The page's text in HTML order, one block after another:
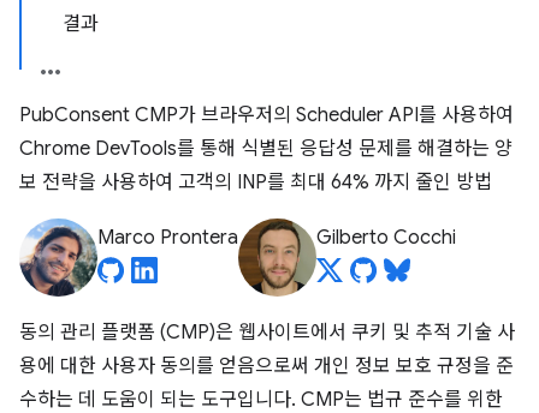
결과
PubConsent CMP가 브라우저의 Scheduler API를 사용하여
Chrome DevTools를 통해 식별된 응답성 문제를 해결하는 양
보 전략을 사용하여 고객의 INP를 최대 64% 까지 줄인 방법
Marco Prontera Gilberto Cocchi
동의 관리 플랫폼 (CMP)은 웹사이트에서 쿠키 및 추적 기술 사
용에 대한 사용자 동의를 얻음으로써 개인 정보 보호 규정을 준
수하는 데 도움이 되는 도구입니다. CMP는 법규 준수를 위한